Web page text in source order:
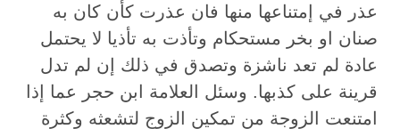
عذر في إمتناعها منها فان عذرت كأن كان به
صنان او بخر مستحكام وتأذت به تأذيا لا يحتمل
عادة لم تعد ناشزة وتصدق في ذلك إن لم تدل
قرينة على كذبها. وسئل العلامة ابن حجر عما إذا
امتنعت الزوجة من تمكين الزوج لتشعثه وكثرة